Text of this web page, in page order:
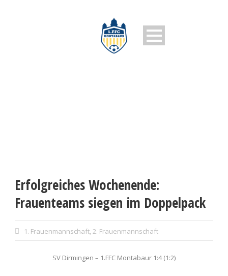
Erfolgreiches Wochenende:
Frauenteams siegen im Doppelpack
1. Frauenmannschaft, 2. Frauenmannschaft
SV Dirmingen – 1.FFC Montabaur 1:4 (1:2)